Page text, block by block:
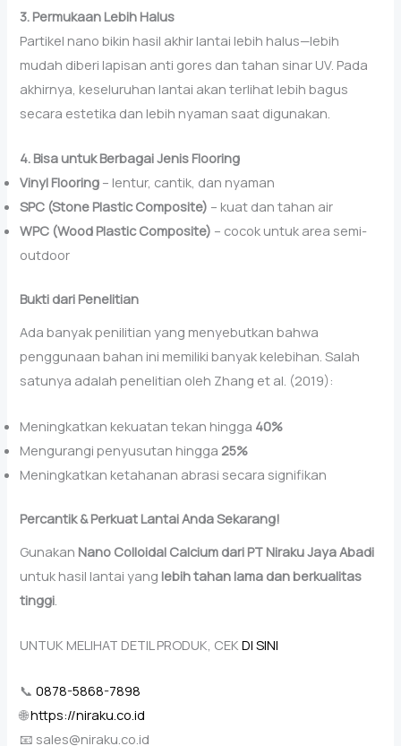
3. Permukaan Lebih Halus
Partikel nano bikin hasil akhir lantai lebih halus—lebih
mudah diberi lapisan anti gores dan tahan sinar UV. Pada
akhirnya, keseluruhan lantai akan terlihat lebih bagus
secara estetika dan lebih nyaman saat digunakan.
4. Bisa untuk Berbagai Jenis Flooring
Vinyl Flooring – lentur, cantik, dan nyaman
SPC (Stone Plastic Composite) – kuat dan tahan air
WPC (Wood Plastic Composite) – cocok untuk area semi-
outdoor
Bukti dari Penelitian
Ada banyak penilitian yang menyebutkan bahwa
penggunaan bahan ini memiliki banyak kelebihan. Salah
satunya adalah penelitian oleh Zhang et al. (2019):
Meningkatkan kekuatan tekan hingga 40%
Mengurangi penyusutan hingga 25%
Meningkatkan ketahanan abrasi secara signifikan
Percantik & Perkuat Lantai Anda Sekarang!
Gunakan Nano Colloidal Calcium dari PT Niraku Jaya Abadi
untuk hasil lantai yang lebih tahan lama dan berkualitas
tinggi
UNTUK MELIHAT DETIL PRODUK, CEKDI SINI
📞0878-5868-7898
🌐https://niraku.co.id
📧 sales@niraku.co.id